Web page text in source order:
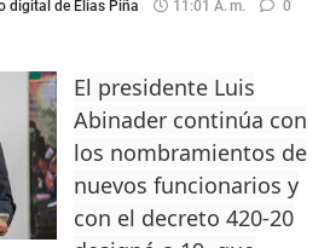
digital de Elías Piña 11:01 A. M. 0
El presidente Luis
Abinader continúa con
los nombramientos de
nuevos funcionarios y
con el decreto 420-20